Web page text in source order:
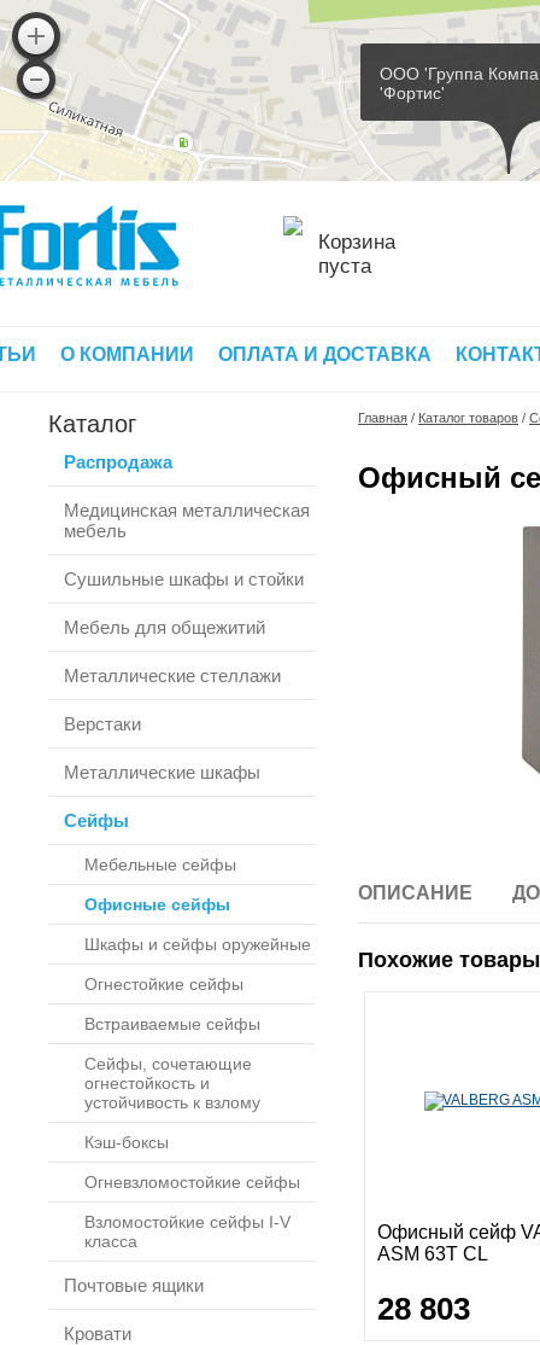
ООО 'Группа
'Фортис'
Корзина
пуста
О КОМПАНИИ ОПЛАТА И ДОСТАВКА
Каталог
Распродажа
Медицинская металлическая
мебель
Сушильные шкафы и стойки
Мебель для общежитий
Металлические стеллажи
Верстаки
Металлические шкафы
Сейфы
Мебельные сейфы
Офисные сейфы
Шкафы и сейфы оружейные
Огнестойкие сейфы
Встраиваемые сейфы
Сейфы, сочетающие
огнестойкость и
устойчивость к взлому
Кэш-боксы
Огневзломостойкие сейфы
Взломостойкие сейфы I-V
класса
Почтовые ящики
Кровати
Главная / Каталог товаров /
Офисный
ОПИСАНИЕ
Похожие
Офисный сейф
ASM 63T CL
28 803